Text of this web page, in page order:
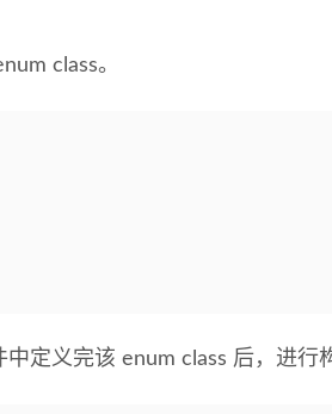
class。
定义完该 enum class 后，进行